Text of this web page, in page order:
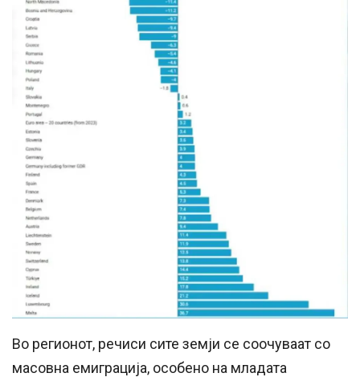
Во регионот, речиси сите земји се соочуваат со
масовна емиграција, особено на младата